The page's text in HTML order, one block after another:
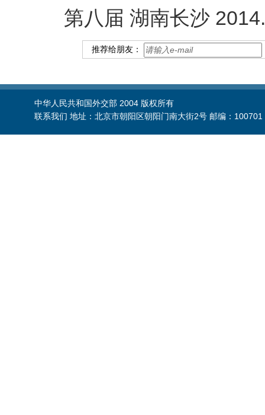
第八届 湖南长沙
推荐给朋友：
中华人民共和国外交部 2004 版权所有
联系我们 地址：北京市朝阳区朝阳门南大街2号 邮编：